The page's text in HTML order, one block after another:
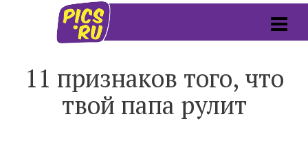
11 признаков того, что
твой папа рулит